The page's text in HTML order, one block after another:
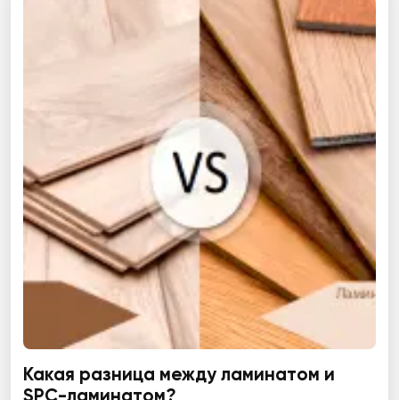
Какая разница между ламинатом и